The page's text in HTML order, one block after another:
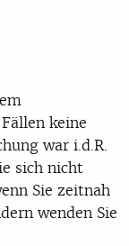
keine
war i.d.R.
sich nicht
Sie zeitnah
wenden Sie